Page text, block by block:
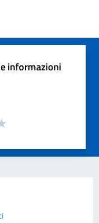
informazioni